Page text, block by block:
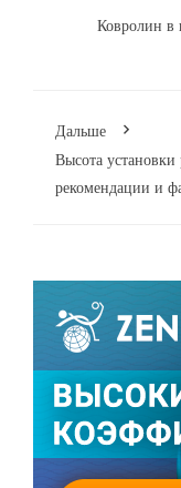
Ковролин в
Дальше
Высота
рекомендации и